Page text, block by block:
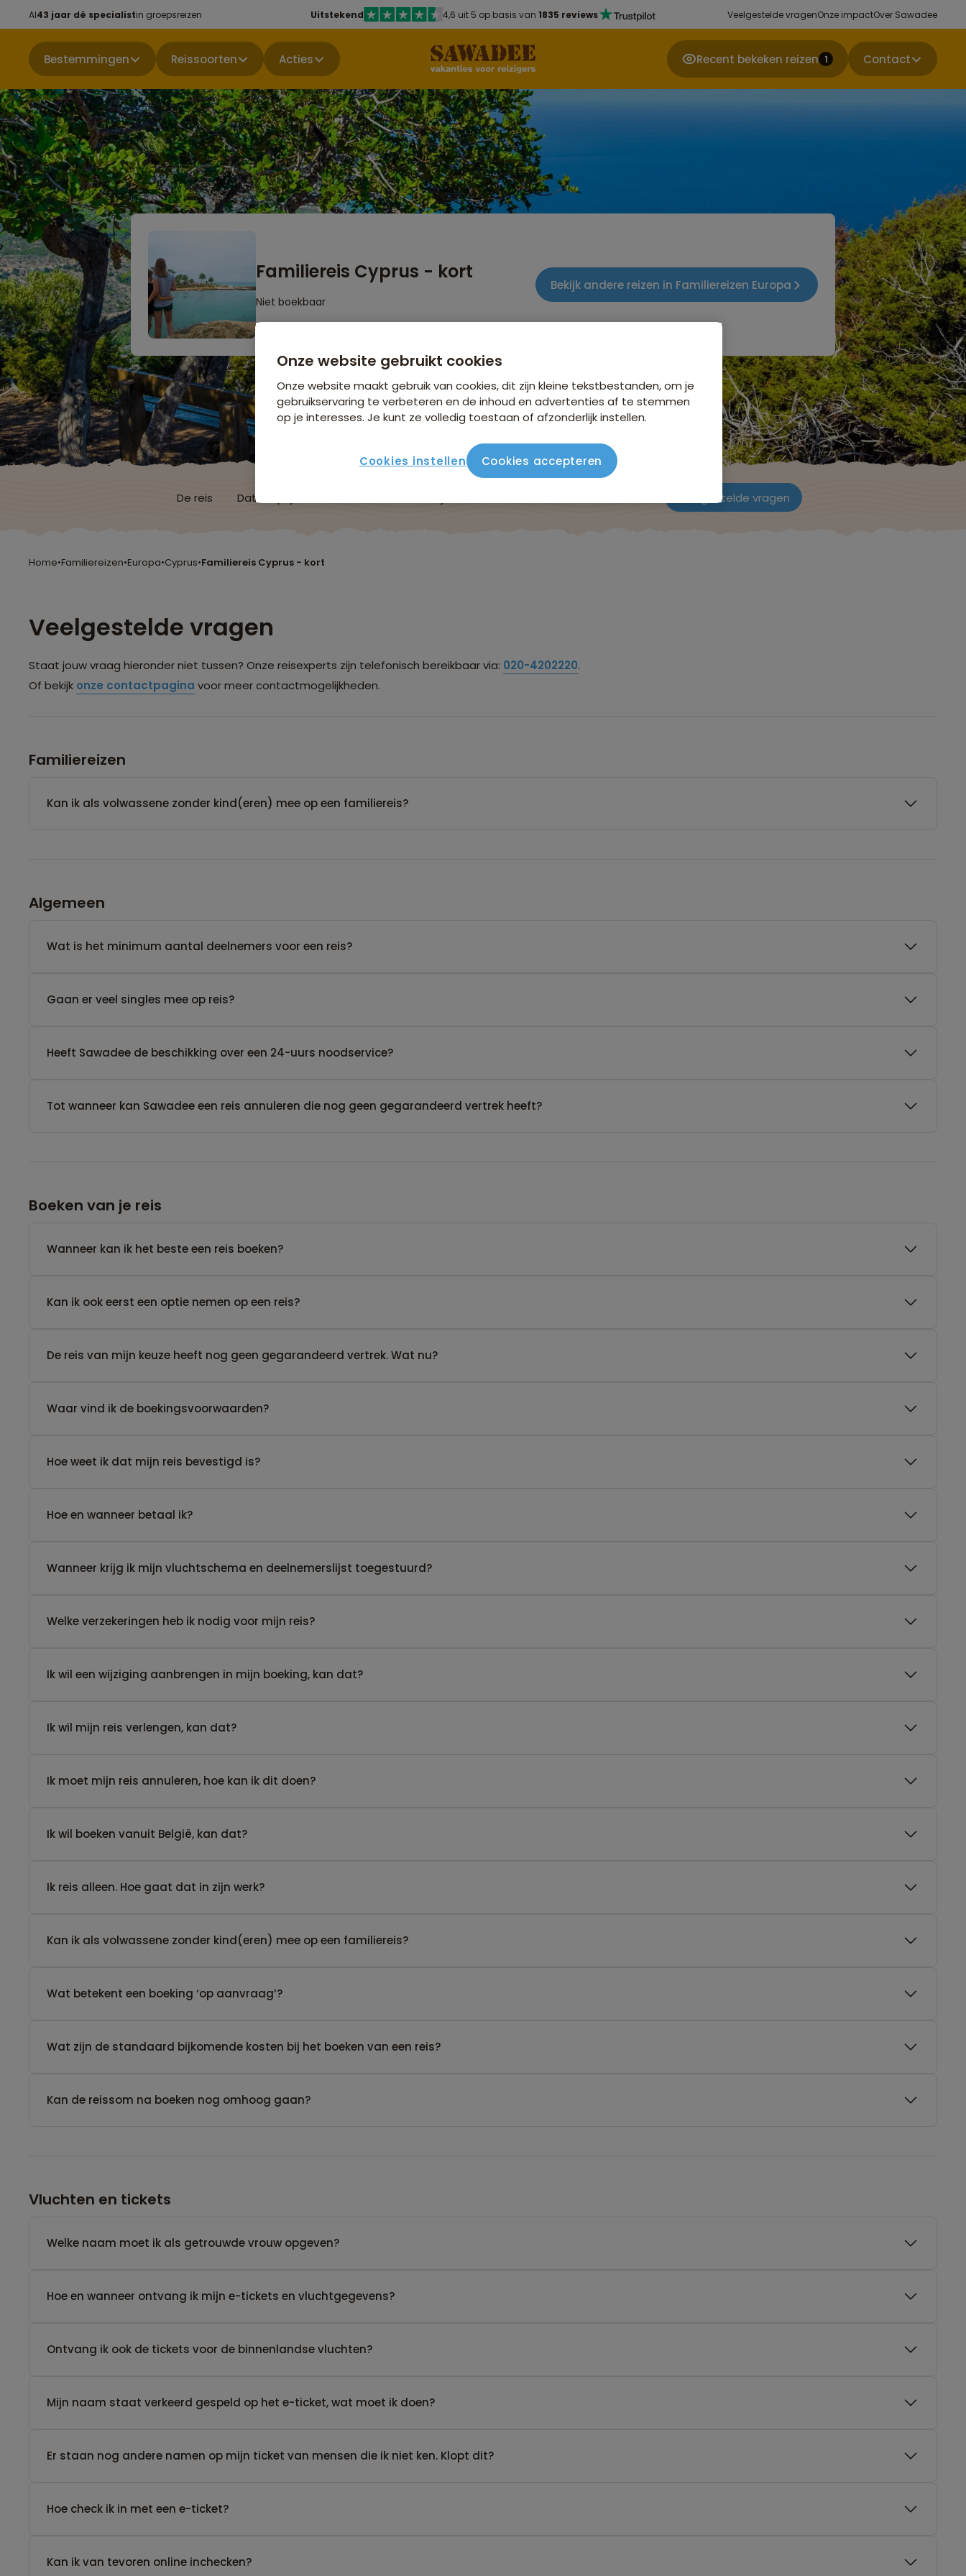
Al43 jaar dé specialistin groepsreizen Uitstekend 4,6 uit 5 op basis van 1835 reviews Veelgestelde vragenOnze impactOver Sawadee
Bestemmingen Reissoorten Acties Recent bekeken reizen 1 Contact
Familiereis Cyprus - kort
Niet boekbaar
Bekijk andere reizen in Familiereizen Europa
De reis Data & prijzen Veelgestelde vragen
Home•Familiereizen•Europa•Cyprus•Familiereis Cyprus - kort
Veelgestelde vragen
Staat jouw vraag hieronder niet tussen? Onze reisexperts zijn telefonisch bereikbaar via: 020-4202220.
Of bekijk onze contactpagina voor meer contactmogelijkheden.
Familiereizen
Kan ik als volwassene zonder kind(eren) mee op een familiereis?
Algemeen
Wat is het minimum aantal deelnemers voor een reis?
Gaan er veel singles mee op reis?
Heeft Sawadee de beschikking over een 24-uurs noodservice?
Tot wanneer kan Sawadee een reis annuleren die nog geen gegarandeerd vertrek heeft?
Boeken van je reis
Wanneer kan ik het beste een reis boeken?
Kan ik ook eerst een optie nemen op een reis?
De reis van mijn keuze heeft nog geen gegarandeerd vertrek. Wat nu?
Waar vind ik de boekingsvoorwaarden?
Hoe weet ik dat mijn reis bevestigd is?
Hoe en wanneer betaal ik?
Wanneer krijg ik mijn vluchtschema en deelnemerslijst toegestuurd?
Welke verzekeringen heb ik nodig voor mijn reis?
Ik wil een wijziging aanbrengen in mijn boeking, kan dat?
Ik wil mijn reis verlengen, kan dat?
Ik moet mijn reis annuleren, hoe kan ik dit doen?
Ik wil boeken vanuit België, kan dat?
​Ik reis alleen. Hoe gaat dat in zijn werk?
Kan ik als volwassene zonder kind(eren) mee op een familiereis?
Wat betekent een boeking ‘op aanvraag’?
Wat zijn de standaard bijkomende kosten bij het boeken van een reis?
Kan de reissom na boeken nog omhoog gaan?
Vluchten en tickets
Welke naam moet ik als getrouwde vrouw opgeven?
Hoe en wanneer ontvang ik mijn e-tickets en vluchtgegevens?
Ontvang ik ook de tickets voor de binnenlandse vluchten?
Mijn naam staat verkeerd gespeld op het e-ticket, wat moet ik doen?
Er staan nog andere namen op mijn ticket van mensen die ik niet ken. Klopt dit?
Hoe check ik in met een e-ticket?
Kan ik van tevoren online inchecken?
Onze website gebruikt cookies
Onze website maakt gebruik van cookies, dit zijn kleine tekstbestanden, om je
gebruikservaring te verbeteren en de inhoud en advertenties af te stemmen
op je interesses. Je kunt ze volledig toestaan of afzonderlijk instellen.
Cookies instellen Cookies accepteren